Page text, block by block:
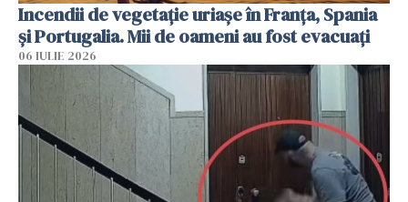
Incendii de vegetație uriașe în Franța, Spania
și Portugalia. Mii de oameni au fost evacuați
06 IULIE 2026